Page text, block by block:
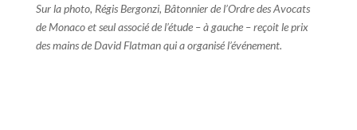
Sur la photo, Régis Bergonzi, Bâtonnier de l’Ordre des Avocats
de Monaco et seul associé de l’étude – à gauche – reçoit le prix
des mains de David Flatman qui a organisé l’événement.